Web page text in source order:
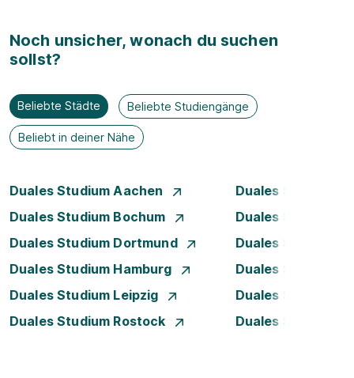
Noch unsicher, wonach du suchen
sollst?
Beliebte Städte Beliebte Studiengänge
Beliebt in deiner Nähe
Duales Studium Aachen
Duales Studium
Duales Studium Bochum
Duales Studium
Duales Studium Dortmund
Duales Studium
Duales Studium Hamburg
Duales Studium
Duales Studium Leipzig
Duales Studium
Duales Studium Rostock
Duales Studium